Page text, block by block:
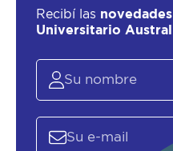
Recibí las novedades
Universitario Austral